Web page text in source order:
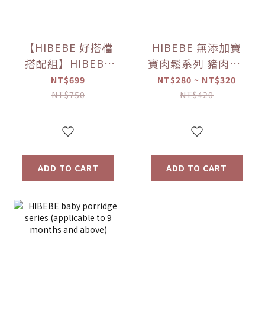
【HIBEBE 好搭檔
搭配組】HIBEBE
常溫大寶寶粥
*1+HIBEBE 無添加
限定】
NT$699
NT$750
ADD TO CART
HIBEBE 無添加寶
寶肉鬆系列 豬肉鬆/
雞肉鬆/旗魚鬆(2包
入/組)（10個月以
定】
NT$280 ~ NT$320
NT$420
ADD TO CART